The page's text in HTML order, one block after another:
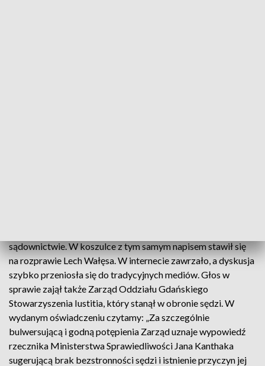
sądownictwie. W koszulce z tym samym napisem stawił się
na rozprawie Lech Wałęsa. W internecie zawrzało, a dyskusja
szybko przeniosła się do tradycyjnych mediów. Głos w
sprawie zajął także Zarząd Oddziału Gdańskiego
Stowarzyszenia Iustitia, który stanął w obronie sędzi. W
wydanym oświadczeniu czytamy: „Za szczególnie
bulwersującą i godną potępienia Zarząd uznaje wypowiedź
rzecznika Ministerstwa Sprawiedliwości Jana Kanthaka
sugerującą brak bezstronności sędzi i istnienie przyczyn jej